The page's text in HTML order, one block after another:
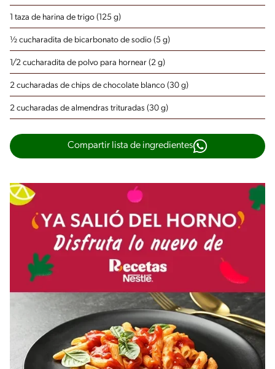
1 taza de harina de trigo (125 g)
½ cucharadita de bicarbonato de sodio (5 g)
1/2 cucharadita de polvo para hornear (2 g)
2 cucharadas de chips de chocolate blanco (30 g)
2 cucharadas de almendras trituradas (30 g)
Compartir lista de ingredientes